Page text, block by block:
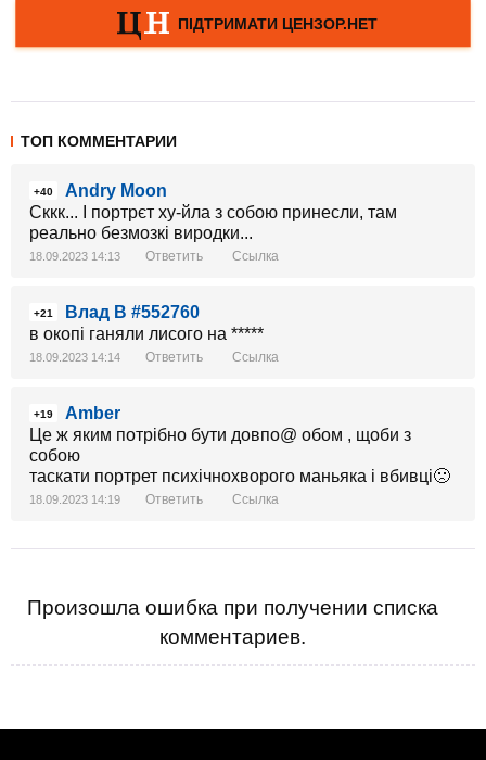
ТОП КОММЕНТАРИИ
+40
Andry Moon
Сккк... І портрєт ху-йла з собою принесли, там
реально безмозкі виродки...
18.09.2023 14:13 Ответить Ссылка
+21
Влад В #552760
в окопі ганяли лисого на *****
18.09.2023 14:14 Ответить Ссылка
+19
Amber
Це ж яким потрібно бути довпо@ обом , щоби з
собою
таскати портрет психічнохворого маньяка і вбивці🙁
18.09.2023 14:19 Ответить Ссылка
Произошла ошибка при получении списка
комментариев.